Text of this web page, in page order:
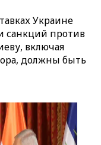
Украине
санкций против
включая
должны быть